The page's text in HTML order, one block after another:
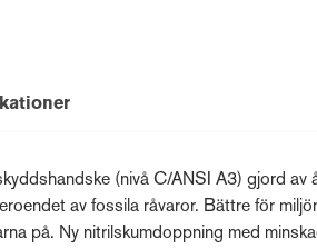
(nivå C/ANSI A3) gjord
av fossila råvaror. Bättre för
på. Ny nitrilskumdoppning med